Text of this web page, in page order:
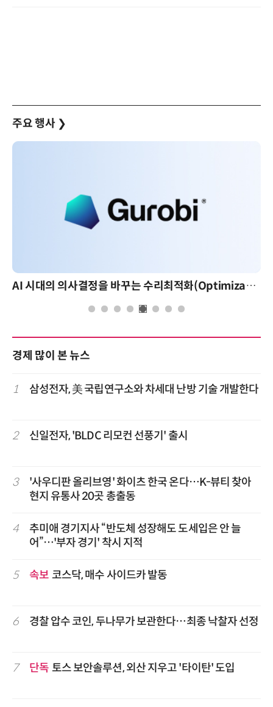
주요 행사 ❯
AI 시대의 의사결정을 바꾸는 수리최적화(Optimization): 실제 산업 적용 사례와 활용 전략
경제 많이 본 뉴스
1 삼성전자, 美 국립연구소와 차세대 난방 기술 개발한다
2 신일전자, 'BLDC 리모컨 선풍기' 출시
3
'사우디판 올리브영' 화이츠 한국 온다…K-뷰티 찾아
현지 유통사 20곳 총출동
4
추미애 경기지사 “반도체 성장해도 도세입은 안 늘
어”…'부자 경기' 착시 지적
5 속보 코스닥, 매수 사이드카 발동
6 경찰 압수 코인, 두나무가 보관한다…최종 낙찰자 선정
7 단독 토스 보안솔루션, 외산 지우고 '타이탄' 도입